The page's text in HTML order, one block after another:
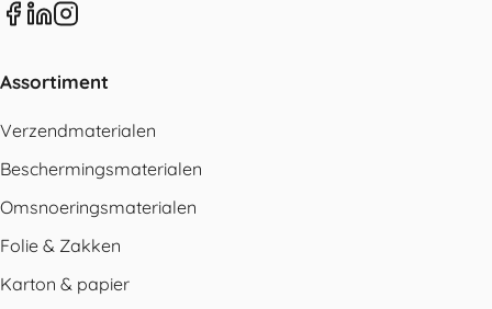
Assortiment
Verzendmaterialen
Beschermingsmaterialen
Omsnoeringsmaterialen
Folie & Zakken
Karton & papier